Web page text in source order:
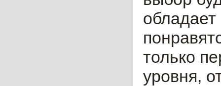
только
уровня,